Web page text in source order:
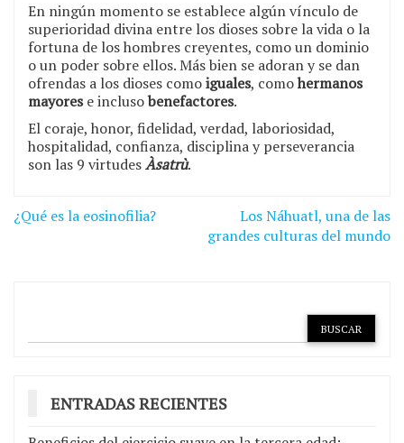
En ningún momento se establece algún vínculo de
superioridad divina entre los dioses sobre la vida o la
fortuna de los hombres creyentes, como un dominio
o un poder sobre ellos. Más bien se adoran y se dan
ofrendas a los dioses comoiguales, comohermanos
mayorese inclusobenefactores.
El coraje, honor, fidelidad, verdad, laboriosidad,
hospitalidad, confianza, disciplina y perseverancia
son las 9 virtudesÀsatrù.
Navegación
¿Qué es la eosinofilia?
Los Náhuatl, una de las
grandes culturas del mundo
ENTRADAS RECIENTES